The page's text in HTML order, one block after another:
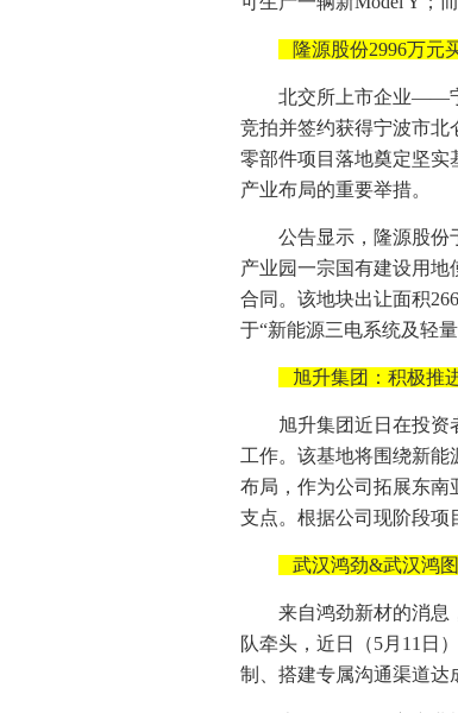
隆源股份2996万元
北交所上市企业——
竞拍并签约获得宁波市北
零部件项目落地奠定坚实
产业布局的重要举措。
公告显示，隆源股份
产业园一宗国有建设用地
合同。该地块出让面积
于“新能源三电系统及轻
旭升集团：积极推
旭升集团近日在投资
工作。该基地将围绕新
布局，作为公司拓展东南
支点。根据公司现阶段项
武汉鸿劲&武汉鸿
来自鸿劲新材的消息
队牵头，近日（5月11日
制、搭建专属沟通渠道达